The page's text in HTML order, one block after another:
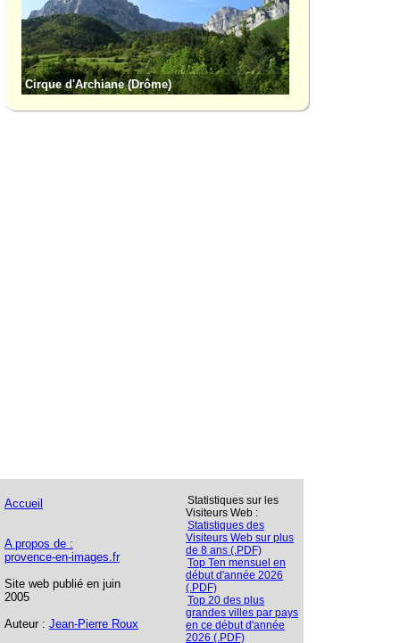
Cirque d'Archiane (Drôme)
Accueil
A propos de :
provence-en-images.fr
Site web publié en juin
2005
Auteur : Jean-Pierre Roux
Statistiques sur les
Visiteurs Web :
Statistiques des
Visiteurs Web sur plus
de 8 ans (.PDF)
Top Ten mensuel en
début d'année 2026
(.PDF)
Top 20 des plus
grandes villes par pays
en ce début d'année
2026 (.PDF)